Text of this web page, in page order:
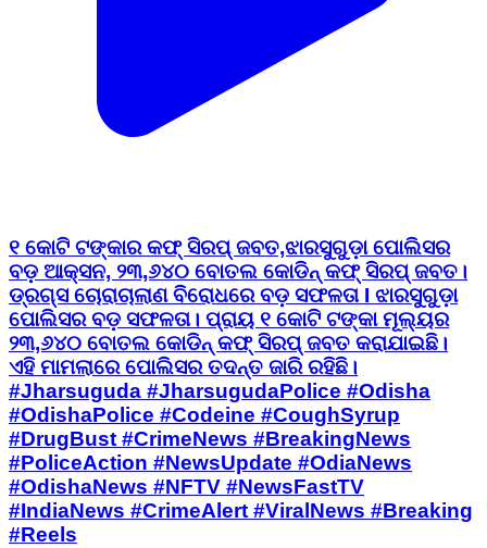
୧ କୋଟି ଟଙ୍କାର କଫ୍ ସିରପ୍ ଜବତ,ଝାରସୁଗୁଡ଼ା ପୋଲିସର
ବଡ଼ ଆକ୍ସନ, ୨୩,୬୪୦ ବୋତଲ କୋଡିନ୍ କଫ୍ ସିରପ୍ ଜବତ।
ଡ୍ରଗ୍ସ ଚୋରାଚାଲାଣ ବିରୋଧରେ ବଡ଼ ସଫଳତା I ଝାରସୁଗୁଡ଼ା
ପୋଲିସର ବଡ଼ ସଫଳତା। ପ୍ରାୟ ୧ କୋଟି ଟଙ୍କା ମୂଲ୍ୟର
୨୩,୬୪୦ ବୋତଲ କୋଡିନ୍ କଫ୍ ସିରପ୍ ଜବତ କରାଯାଇଛି।
ଏହି ମାମଲାରେ ପୋଲିସର ତଦନ୍ତ ଜାରି ରହିଛି।
#Jharsuguda #JharsugudaPolice #Odisha
#OdishaPolice #Codeine #CoughSyrup
#DrugBust #CrimeNews #BreakingNews
#PoliceAction #NewsUpdate #OdiaNews
#OdishaNews #NFTV #NewsFastTV
#IndiaNews #CrimeAlert #ViralNews #Breaking
#Reels